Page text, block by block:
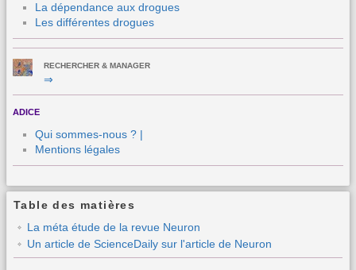
La dépendance aux drogues
Les différentes drogues
RECHERCHER & MANAGER
⇒
ADICE
Qui sommes-nous ? |
Mentions légales
Table des matières
La méta étude de la revue Neuron
Un article de ScienceDaily sur l'article de Neuron